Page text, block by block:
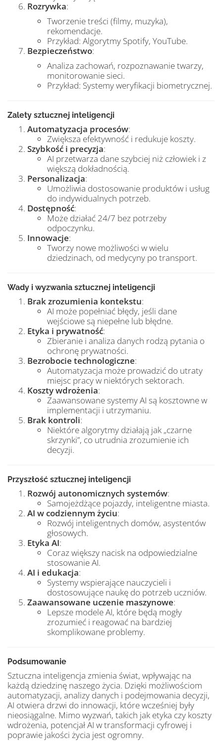
Rozrywka:
Tworzenie treści (filmy, muzyka),
rekomendacje.
Przykład: Algorytmy Spotify, YouTube.
Bezpieczeństwo:
Analiza zachowań, rozpoznawanie twarzy,
monitorowanie sieci.
Przykład: Systemy weryfikacji biometrycznej.
Zalety sztucznej inteligencji
Automatyzacja procesów:
Zwiększa efektywność i redukuje koszty.
Szybkość i precyzja:
AI przetwarza dane szybciej niż człowiek i z
większą dokładnością.
Personalizacja:
Umożliwia dostosowanie produktów i usług
do indywidualnych potrzeb.
Dostępność:
Może działać 24/7 bez potrzeby
odpoczynku.
Innowacje:
Tworzy nowe możliwości w wielu
dziedzinach, od medycyny po transport.
Wady i wyzwania sztucznej inteligencji
Brak zrozumienia kontekstu:
AI może popełniać błędy, jeśli dane
wejściowe są niepełne lub błędne.
Etyka i prywatność:
Zbieranie i analiza danych rodzą pytania o
ochronę prywatności.
Bezrobocie technologiczne:
Automatyzacja może prowadzić do utraty
miejsc pracy w niektórych sektorach.
Koszty wdrożenia:
Zaawansowane systemy AI są kosztowne w
implementacji i utrzymaniu.
Brak kontroli:
Niektóre algorytmy działają jak „czarne
skrzynki”, co utrudnia zrozumienie ich
decyzji.
Przyszłość sztucznej inteligencji
Rozwój autonomicznych systemów:
Samojeżdżące pojazdy, inteligentne miasta.
AI w codziennym życiu:
Rozwój inteligentnych domów, asystentów
głosowych.
Etyka AI:
Coraz większy nacisk na odpowiedzialne
stosowanie AI.
AI i edukacja:
Systemy wspierające nauczycieli i
dostosowujące naukę do potrzeb uczniów.
Zaawansowane uczenie maszynowe:
Lepsze modele AI, które będą mogły
zrozumieć i reagować na bardziej
skomplikowane problemy.
Podsumowanie
Sztuczna inteligencja zmienia świat, wpływając na
każdą dziedzinę naszego życia. Dzięki możliwościom
automatyzacji, analizy danych i podejmowania decyzji,
AI otwiera drzwi do innowacji, które wcześniej były
nieosiągalne. Mimo wyzwań, takich jak etyka czy koszty
wdrożenia, potencjał AI w transformacji cyfrowej i
poprawie jakości życia jest ogromny.